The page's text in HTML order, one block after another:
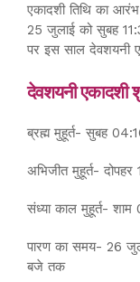
एकादशी तिथि का
25 जुलाई को सुबह
पर इस साल देवशयनी
देवशयनी एकादशी
ब्रह्म मुहूर्त- सुबह
अभिजीत मुहूर्त-
संध्या काल मुहूर्त-
पारण का समय- 26
बजे तक